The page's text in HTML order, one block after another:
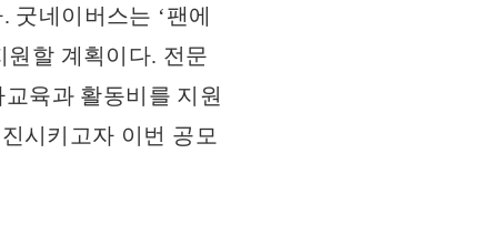
네이버스는 ‘팬에
원할 계획이다. 전문
육과 활동비를 지원
시키고자 이번 공모